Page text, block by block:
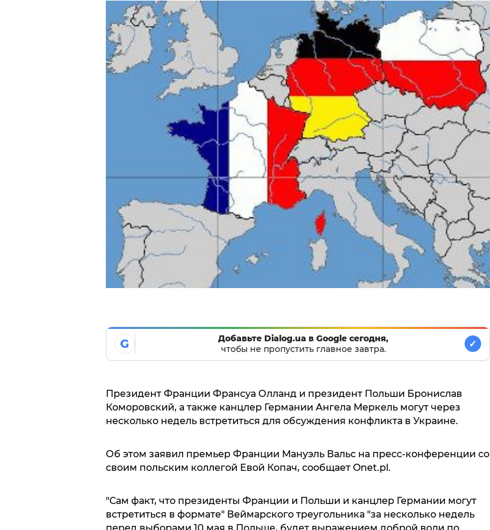
G
Добавьте Dialog.ua в Google сегодня,
чтобы не пропустить главное завтра.
✓
Президент Франции Франсуа Олланд и президент Польши Бронислав
Коморовский, а также канцлер Германии Ангела Меркель могут через
несколько недель встретиться для обсуждения конфликта в Украине.
Об этом заявил премьер Франции Мануэль Вальс на пресс-конференции со
своим польским коллегой Евой Копач, сообщает Onet.pl.
"Сам факт, что президенты Франции и Польши и канцлер Германии могут
встретиться в формате" Веймарского треугольника "за несколько недель